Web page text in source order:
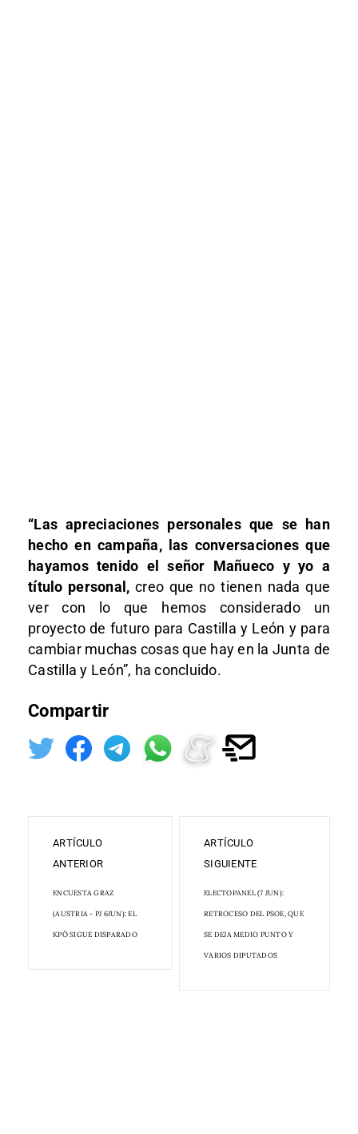
“Las apreciaciones personales que se han
hecho en campaña, las conversaciones que
hayamos tenido el señor Mañueco y yo a
título personal, creo que no tienen nada que
ver con lo que hemos considerado un
proyecto de futuro para Castilla y León y para
cambiar muchas cosas que hay en la Junta de
Castilla y León”, ha concluido.
Compartir
ARTÍCULO
ANTERIOR
ENCUESTA GRAZ
(AUSTRIA - PJ 6JUN): EL
KPÖ SIGUE DISPARADO
ARTÍCULO
SIGUIENTE
ELECTOPANEL (7 JUN):
RETROCESO DEL PSOE, QUE
SE DEJA MEDIO PUNTO Y
VARIOS DIPUTADOS